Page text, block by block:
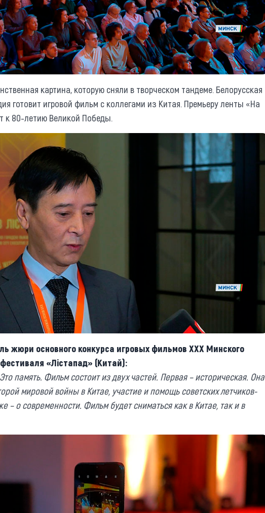
картина, которую сняли в творческом тандеме. Белорусская
готовит игровой фильм с коллегами из Китая. Премьеру ленты «На
к 80-летию Великой Победы.
жюри основного конкурса игровых фильмов ХХХ Минского
«Лістапад» (Китай):
память. Фильм состоит из двух частей. Первая – историческая. Она
мировой войны в Китае, участие и помощь советских летчиков-
– о современности. Фильм будет сниматься как в Китае, так и в